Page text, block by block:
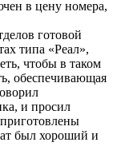
в цену номера,
готовой
типа «Реал»,
чтобы в таком
обеспечивающая
и просил
был хороший и